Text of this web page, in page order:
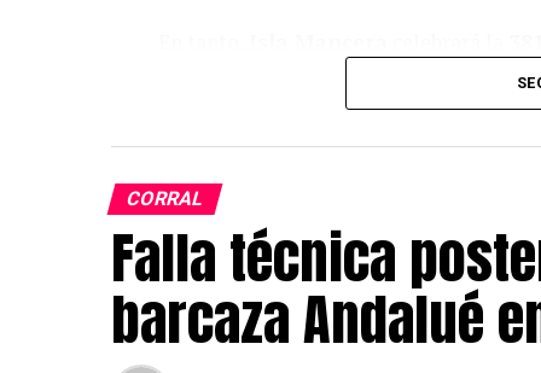
Santísima, en la advocación de la
se desarrolla la tradicionalnovena a
1 de febrerocon una última jornada a
elCastillo San Pedro de Alcántara
laeucaristía nocturna de bendición
iglesia San Antonio. Desde la
Nieblauna vez finalizadas las
CORRAL
Falla técnica
barcaza Andalué